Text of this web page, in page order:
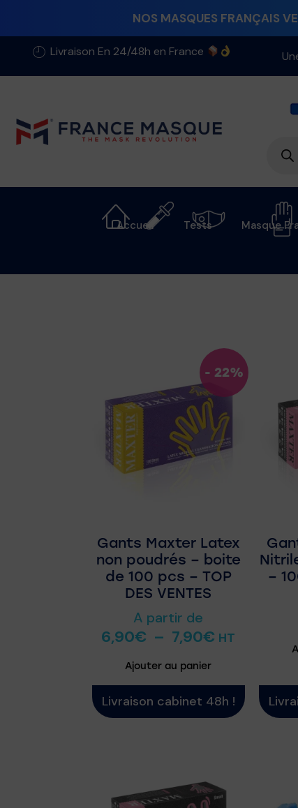
NOS MASQUES FRANÇAIS
Livraison En 24/48h en France
Accueil Tests Masque
- 22%
Gants Maxter Latex
non poudrés – boite
de 100 pcs – TOP
DES VENTES
A partir de
6,90€ – 7,90€ HT
Ajouter au panier
Livraison cabinet 48h !
–